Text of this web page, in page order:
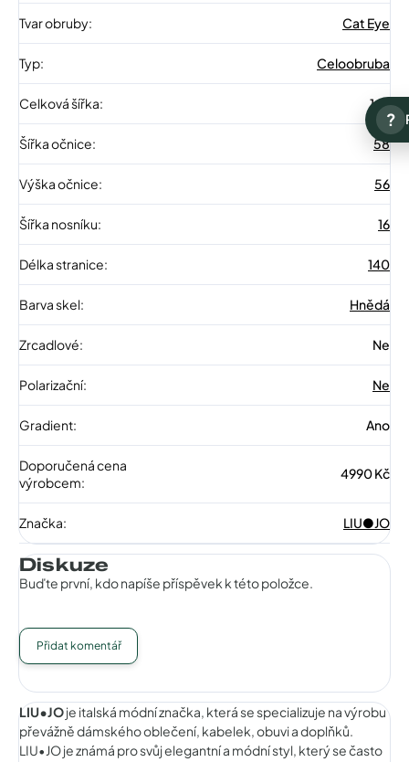
Tvar obruby: Cat Eye
Typ: Celoobruba
Celková šířka: 146
Šířka očnice: 58
Výška očnice: 56
Šířka nosníku: 16
Délka stranice: 140
Barva skel: Hnědá
Zrcadlové: Ne
Polarizační: Ne
Gradient: Ano
Doporučená cena
výrobcem:
4990 Kč
Značka: LIU●JO
Diskuze
Buďte první, kdo napíše příspěvek k této položce.
Přidat komentář
LIU•JOje italská módní značka, která se specializuje na výrobu
převážně dámského oblečení, kabelek, obuvi a doplňků.
LIU•JO je známá pro svůj elegantní a módní styl, který se často
?